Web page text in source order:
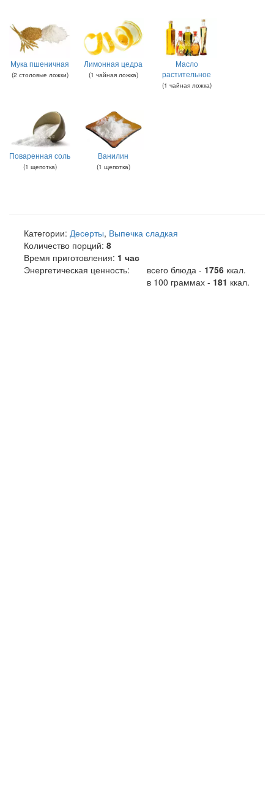
Мука пшеничная
(2 столовые ложки)
Лимонная цедра
(1 чайная ложка)
Масло
растительное
(1 чайная ложка)
Поваренная соль
(1 щепотка)
Ванилин
(1 щепотка)
Категории: Десерты, Выпечка сладкая
Количество порций: 8
Время приготовления: 1 час
Энергетическая ценность:
всего блюда - 1756 ккал.
в 100 граммах - 181 ккал.